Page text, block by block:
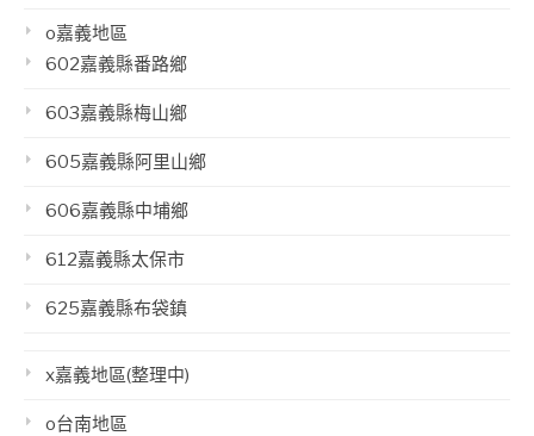
o嘉義地區
602嘉義縣番路鄉
603嘉義縣梅山鄉
605嘉義縣阿里山鄉
606嘉義縣中埔鄉
612嘉義縣太保市
625嘉義縣布袋鎮
x嘉義地區(整理中)
o台南地區